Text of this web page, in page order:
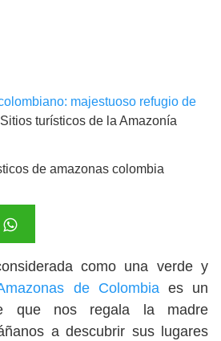
majestuoso refugio de
Sitios turísticos de la Amazonía
como una verde y
de Colombiaes un
que nos regala la madre
a descubrir sus lugares